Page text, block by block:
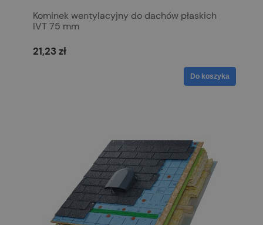
Kominek wentylacyjny do dachów płaskich
IVT 75 mm
21,23 zł
Do koszyka